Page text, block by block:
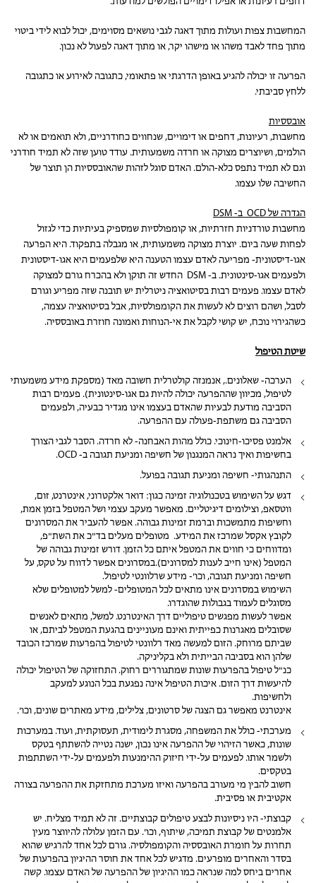
המחשבות צפות ועולות מתוך דאגה לגבי נושאים מסוימים, יכול לבוא לידי ביטוי
מתוך פחד לאבד משהו או מישהו יקר, או מתוך דאגה לפעול לא נכון.
הפרעה זו יכולה להגיע באופן הדרגתי או פתאומי, כתגובה לאירוע או כתגובה
ללחץ סביבתי.
אובססיות
מחשבות, רעיונות, דחפים או דימויים, שנחווים כחודרניים, ולא תואמים או לא
הולמים, ושיוצרים מצוקה או חרדה משמעותית. עודד טוען שזה לא תמיד חודרני
וגם לא תמיד נתפס כלא-הולם. האדם סוגל לזהות שהאובססיות הן תוצר של
החשיבה שלו עצמו.
הגדרה של OCD ב- DSM
מחשבות טורדניות חזרתיות, או קומפולסיות שמספיק בעיתיות כדי לגזול
לפחות שעה ביום. יוצרת מצוקה משמעותית, או מגבלה בתפקוד. היא הפרעה
אגו-דיסטונית- מפריעה לאדם עצמו הטענה היא שלפעמים היא אגו-דיסטונית
ולפעמים אגו-סינטונית. ב- DSM החדש זה תוקן ולא בהכרח גורם למצוקה
לאדם עצמו. פעמים רבות בסיטואציה ניטרלית יש תובנה שזה מפריע וגורם
לסבל, ושהם רוצים לא לעשות את הקומפולסיות, אבל בסיטואציה עצמה,
כשהגירוי נוכח, יש קושי לקבל את אי-הנוחות ואמונה חוזרת באובססיה.
שיטת הטיפול
הערכה- שאלונים., אנמנזה קולטרלית חשובה מאד (מספקת מידע משמעותי
לטיפול, מכיוון שההפרעה יכולה להיות גם אגו-סינטונית). פעמים רבות
הסביבה מודעת לבעיות שהאדם בעצמו אינו מגדיר כבעיה, ולפעמים
הסביבה גם משתפת-פעולה עם ההפרעה.
אלמנט פסיכו-חינוכי. כולל מהות האבחנה- לא חרדה. הסבר לגבי הצורך
בחשיפות ואיך נראה המנגנון של חשיפה ומניעת תגובה ב- OCD.
התנהגותי- חשיפה ומניעת תגובה בפועל.
דגש על השימוש בטכנולוגיה זמינה כגון: דואר אלקטרוני, אינטרנט, זום,
ווטסאפ, וצילומים דיגיטליים. מאפשר מעקב עצמי ושל המטפל בזמן אמת,
וחשיפות מתמשכות וברמת זמינות גבוהה. אפשר להעביר את המסרונים
לקובץ אקסל שמרכז את המידע. מטופלים מעלים בד"כ את השת"פ,
ומדווחים כי חווים את המטפל איתם כל הזמן. דורש זמינות גבוהה של
המטפל (אינו חייב לענות למסרונים).במסרונים אפשר לדווח על טקס, על
חשיפה ומניעת תגובה, וכו'- מידע שרלוונטי לטיפול.
השימוש במסרונים אינו מתאים לכל המטופלים- למשל למטופלים שלא
מסוגלים לעמוד בגבולות שהוגדרו.
אפשר לעשות מפגשים טיפוליים דרך האינטרנט. למשל, מתאים לאנשים
שסובלים מאגרנות כפייתית ואינם מעוניינים בהגעת המטפל לביתם, או
שביתם מרוחק. הזום למעשה מאד רלוונטי לטיפול בהפרעות שמרכז הכובד
שלהן הוא בסביבה הבייתית ולא בקליניקה.
כנ"ל טיפול בהפרעות שונות שמתגוררים רחוק. התחזוקה של הטיפול יכולה
להיעשות דרך הזום. איכות הטיפול אינה נפגעת בכל הנוגע למעקב
ולחשיפות.
אינטרנט מאפשר גם הצגה של סרטונים, צלילים, מידע מאתרים שונים, וכו'.
מערכתי- כולל את המשפחה, מסגרת לימודית, תעסוקתית, ועוד. במערכות
שונות, כאשר הזיהוי של ההפרעה אינו נכון, ישנה נטייה להשתתף בטקס
ולשמר אותו. לפעמים על-ידי חיזוק ההימנעות ולפעמים על-ידי השתתפות
בטקסים.
חשוב להבין מי מעורב בהפרעה ואיזו מערכת מתחזקת את ההפרעה בצורה
אקטיבית או פסיבית.
קבוצתי- היו ניסיונות לבצע טיפולים קבוצתיים. זה לא תמיד מצליח. יש
אלמנטים של קבוצת תמיכה, שיתוף, וכו'. עם הזמן עלולה להיווצר מעין
תחרות על חומרת האובססיה והקומפולסיה. גורם לכל אחד להרגיש שהוא
בסדר והאחרים מופרעים. מדגיש לכל אחד את חוסר ההיגיון בהפרעות של
אחרים ביחס למה שנראה כמו ההיגיון של ההפרעה של האדם עצמו. קשה